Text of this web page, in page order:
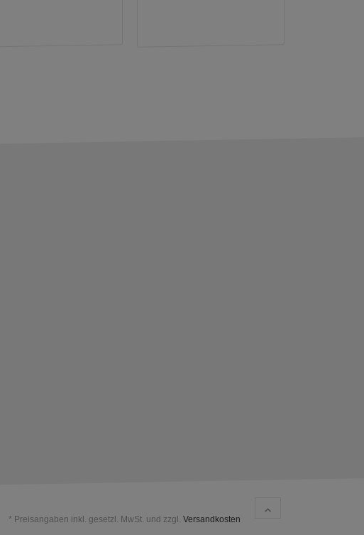
* Preisangaben inkl. gesetzl. MwSt. und zzgl. Versandkosten